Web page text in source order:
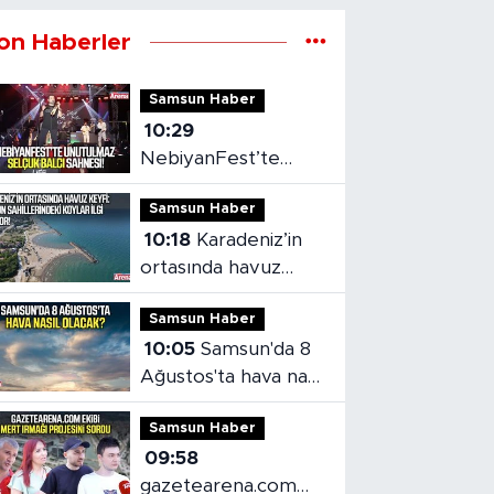
Haberler
Samsun Haber
10:29
NebiyanFest’te
unutulmaz Selçuk
Balcı sahnesi
Samsun Haber
10:18
ortasında havuz
keyfi: Samsun
sahillerindeki koylar
ilgi görüyor
Samsun Haber
10:05 Samsun'da 8
Ağustos'ta hava nasıl
olacak?
Samsun Haber
09:58
gazetearena.com